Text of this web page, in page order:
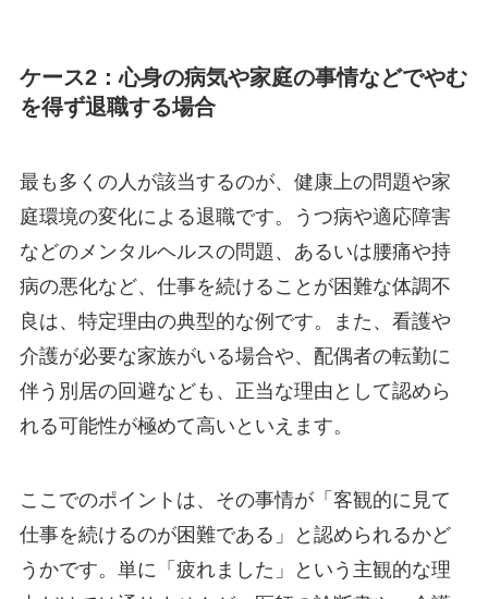
ケース2：心身の病気や家庭の事情などでやむ
を得ず退職する場合
最も多くの人が該当するのが、健康上の問題や家
庭環境の変化による退職です。うつ病や適応障害
などのメンタルヘルスの問題、あるいは腰痛や持
病の悪化など、仕事を続けることが困難な体調不
良は、特定理由の典型的な例です。また、看護や
介護が必要な家族がいる場合や、配偶者の転勤に
伴う別居の回避なども、正当な理由として認めら
れる可能性が極めて高いといえます。
ここでのポイントは、その事情が「客観的に見て
仕事を続けるのが困難である」と認められるかど
うかです。単に「疲れました」という主観的な理